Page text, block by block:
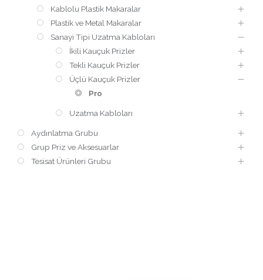
Kablolu Plastik Makaralar
Plastik ve Metal Makaralar
Sanayi Tipi Uzatma Kabloları
İkili Kauçuk Prizler
Tekli Kauçuk Prizler
Üçlü Kauçuk Prizler
Pro
Uzatma Kabloları
Aydınlatma Grubu
Grup Priz ve Aksesuarlar
Tesisat Ürünleri Grubu